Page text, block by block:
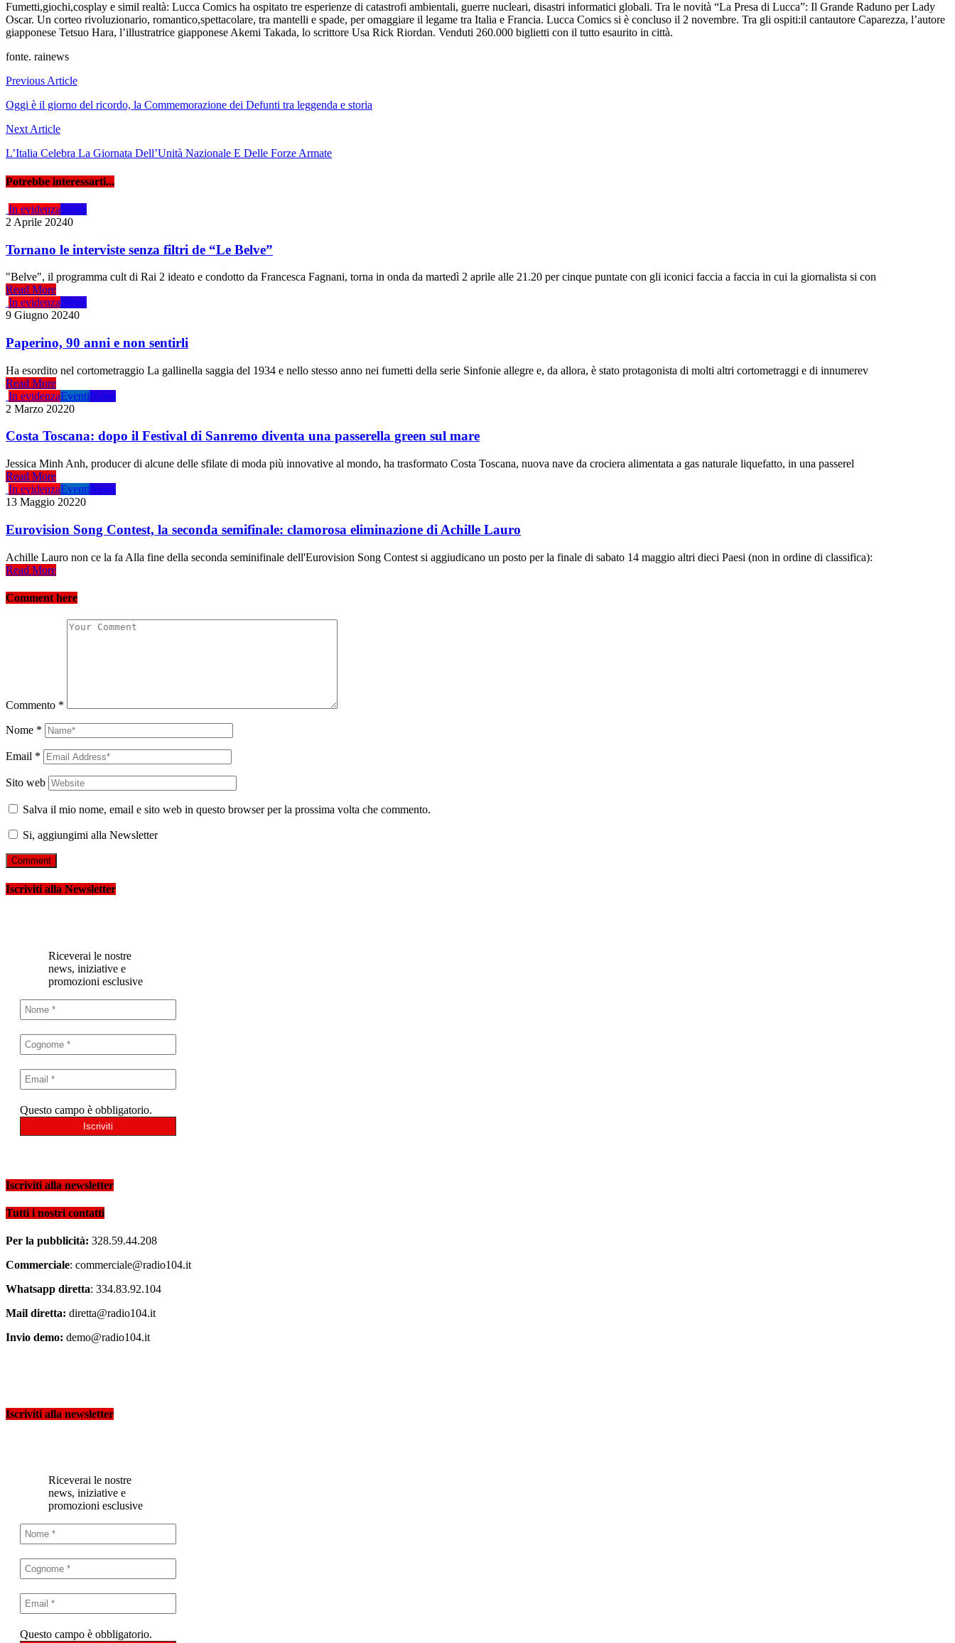
Fumetti,giochi,cosplay e simil realtà: Lucca Comics ha ospitato tre esperienze di catastrofi ambientali, guerre nucleari, disastri informatici globali. Tra le novità “La Presa di Lucca”: Il Grande Raduno per Lady
Oscar. Un corteo rivoluzionario, romantico,spettacolare, tra mantelli e spade, per omaggiare il legame tra Italia e Francia. Lucca Comics si è concluso il 2 novembre. Tra gli ospiti:il cantautore Caparezza, l’autore
giapponese Tetsuo Hara, l’illustratrice giapponese Akemi Takada, lo scrittore Usa Rick Riordan. Venduti 260.000 biglietti con il tutto esaurito in città.
fonte. rainews
Navigazione
articoli
Previous Article
Oggi è il giorno del ricordo, la Commemorazione dei Defunti tra leggenda e storia
Next Article
L’Italia Celebra La Giornata Dell’Unità Nazionale E Delle Forze Armate
Potrebbe interessarti...
In evidenzaNews
2 Aprile 20240
Tornano le interviste senza filtri de “Le Belve”
"Belve", il programma cult di Rai 2 ideato e condotto da Francesca Fagnani, torna in onda da martedì 2 aprile alle 21.20 per cinque puntate con gli iconici faccia a faccia in cui la giornalista si con
Read More
In evidenzaNews
9 Giugno 20240
Paperino, 90 anni e non sentirli
Ha esordito nel cortometraggio La gallinella saggia del 1934 e nello stesso anno nei fumetti della serie Sinfonie allegre e, da allora, è stato protagonista di molti altri cortometraggi e di innumerev
Read More
In evidenzaEventiNews
2 Marzo 20220
Costa Toscana: dopo il Festival di Sanremo diventa una passerella green sul mare
Jessica Minh Anh, producer di alcune delle sfilate di moda più innovative al mondo, ha trasformato Costa Toscana, nuova nave da crociera alimentata a gas naturale liquefatto, in una passerel
Read More
In evidenzaEventiNews
13 Maggio 20220
Eurovision Song Contest, la seconda semifinale: clamorosa eliminazione di Achille Lauro
Achille Lauro non ce la fa Alla fine della seconda seminifinale dell'Eurovision Song Contest si aggiudicano un posto per la finale di sabato 14 maggio altri dieci Paesi (non in ordine di classifica):
Read More
Comment here
Commento *
Nome *
Email *
Sito web
Salva il mio nome, email e sito web in questo browser per la prossima volta che commento.
Si, aggiungimi alla Newsletter
Iscriviti alla Newsletter
Riceverai le nostre
news, iniziative e
promozioni esclusive
Questo campo è obbligatorio.
Iscriviti alla newsletter
Tutti i nostri contatti
Per la pubblicità: 328.59.44.208
Commerciale: commerciale@radio104.it
Whatsapp diretta: 334.83.92.104
Mail diretta: diretta@radio104.it
Invio demo: demo@radio104.it
Iscriviti alla newsletter
Riceverai le nostre
news, iniziative e
promozioni esclusive
Questo campo è obbligatorio.